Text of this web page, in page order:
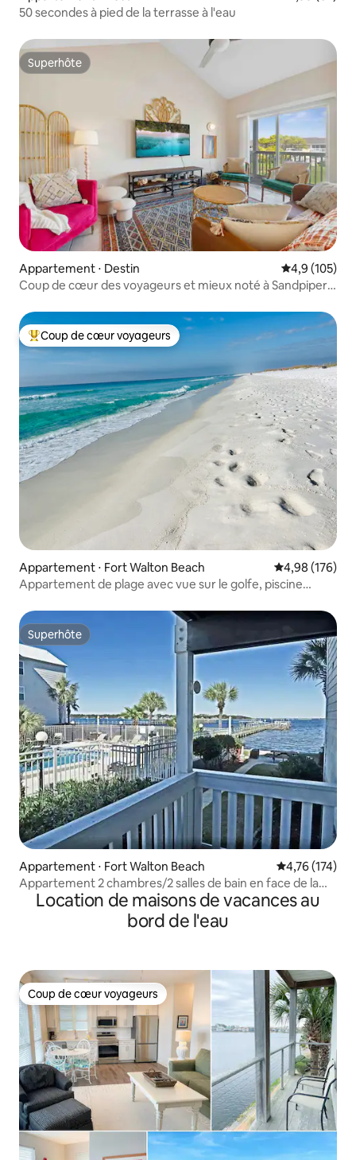
50 secondes à pied de la terrasse à l'eau
Superhôte
Superhôte
Appartement ⋅ Destin Évaluation
4,9 (105)
Coup de cœur des voyageurs et mieux noté à Sandpiper
Coups de cœur voyageurs les plus appréciés
Coup de cœur voyageurs
Appartement ⋅ Fort Walton Beach Évaluation
4,98 (176)
Appartement de plage avec vue sur le golfe, piscine
Superhôte
Superhôte
Appartement ⋅ Fort Walton Beach Évaluation
4,76 (174)
Appartement 2 chambres/2 salles de bain en face de la
plage, 1er étage
Location de maisons de vacances au
bord de l'eau
Coup de cœur voyageurs
Coup de cœur voyageurs